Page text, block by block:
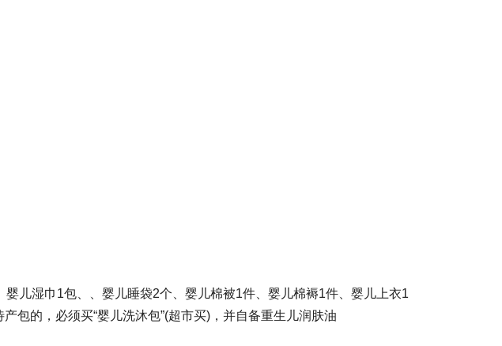
儿湿巾1包、、婴儿睡袋2个、婴儿棉被1件、婴儿棉褥1件、婴儿上衣1
包的，必须买“婴儿洗沐包”(超市买)，并自备重生儿润肤油